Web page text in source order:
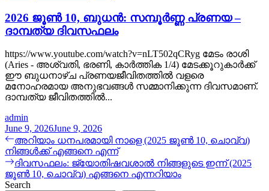
2026 ജൂൺ 10, ബുധൻ: സമ്പൂർണ്ണ പ്രണയ –
ദാമ്പത്യ ദിവസഫലം
https://www.youtube.com/watch?v=nLT502qCRyg മേടം രാശി
(Aries - അശ്വതി, ഭരണി, കാർത്തിക 1/4) മേടക്കൂറുകാർക്ക്
ഈ ബുധനാഴ്ച പ്രണയജീവിതത്തിൽ വളരെ
മനോഹരമായ അനുഭവങ്ങൾ സമ്മാനിക്കുന്ന ദിവസമാണ്.
ദാമ്പത്യ ജീവിതത്തിൽ...
admin
June 9, 2026June 9, 2026
Post
navigation
Previous
post:
അറിയാം ധനപരമായി നാളെ (2025 ജൂൺ 10, ചൊവ്വ)
നിങ്ങൾക്ക് എങ്ങനെ എന്ന്
Next
post:
ദിവസഫലം: ജ്യോതിഷവശാൽ നിങ്ങളുടെ ഇന്ന്‌ (2025
ജൂൺ 10, ചൊവ്വ) എങ്ങനെ എന്നറിയാം
Search